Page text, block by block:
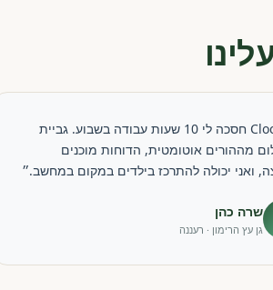
״ClockID חסכה לי 10 שעות עבודה בשבוע. גביית
מההורים אוטומטית, הדוחות מוכנים
ואני יכולה להתרכז בילדים במקום במחשב.״
שרה כהן
גן עץ הרימון · רעננה